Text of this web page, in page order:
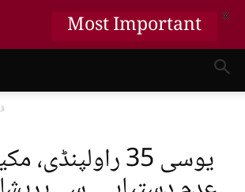
یوسی 35
Most Important X